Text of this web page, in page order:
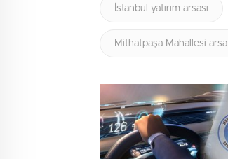
İstanbul yatırım arsası
Mithatpaşa Mahallesi arsa